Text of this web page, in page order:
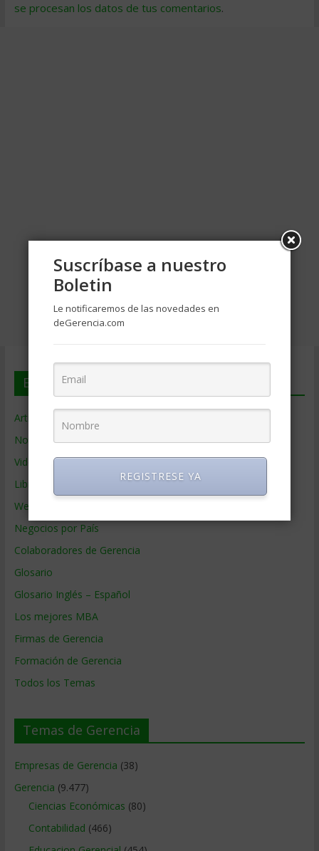
se procesan los datos de tus comentarios.
En deGerencia.com
Artículos de Gerencia
Noticias de Gerencia
Videos de Gerencia
Libros de Gerencia
Webs de Gerencia
Negocios por País
Colaboradores de Gerencia
Glosario
Glosario Inglés – Español
Los mejores MBA
Firmas de Gerencia
Formación de Gerencia
Todos los Temas
Temas de Gerencia
Empresas de Gerencia (38)
Gerencia (9.477)
Ciencias Económicas (80)
Contabilidad (466)
Suscríbase a nuestro
Boletin
Le notificaremos de las novedades en
deGerencia.com
REGISTRESE YA